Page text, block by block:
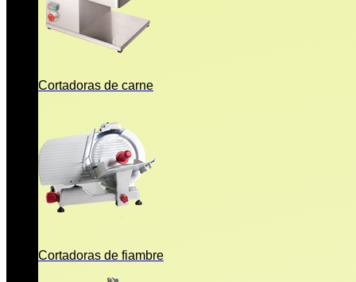
Cortadoras de carne
Cortadoras de fiambre